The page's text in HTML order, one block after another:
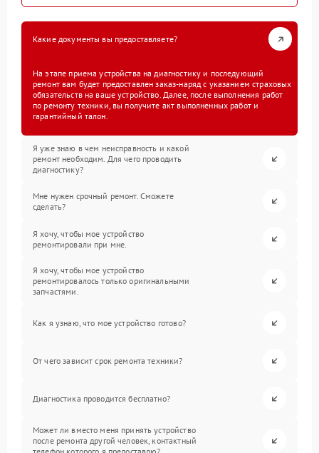
Какие документы вы предоставляете?
На этапе приема устройства на диагностику и последующий
ремонт вам будет предоставлен заказ-наряд с указанием страховых
обязательств на ваше устройство. Далее, после выполнения работ
по ремонту техники, вы получите акт выполненных работ и
гарантийный талон.
Я уже знаю в чем неисправность и какой
ремонт необходим. Для чего проводить
диагностику?
Мне нужен срочный ремонт. Сможете
сделать?
Я хочу, чтобы мое устройство
ремонтировали при мне.
Я хочу, чтобы мое устройство
ремонтировалось только оригинальными
запчастями.
Как я узнаю, что мое устройство готово?
От чего зависит срок ремонта техники?
Диагностика проводится бесплатно?
Может ли вместо меня принять устройство
после ремонта другой человек, контактный